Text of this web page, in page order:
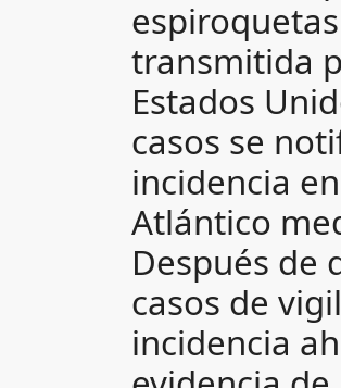
transmitida
Estados
casos se
incidencia
Atlántico
Después de
casos de
incidencia